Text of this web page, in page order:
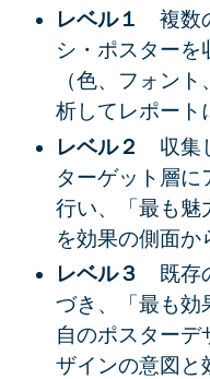
レベル１ 複数
シ・ポスターを
（色、フォン
析してレポート
レベル２ 収集
ターゲット層に
行い、「最も魅
を効果の側面か
レベル３
既存
づき、
「最も
自のポスターデ
ザインの意図と